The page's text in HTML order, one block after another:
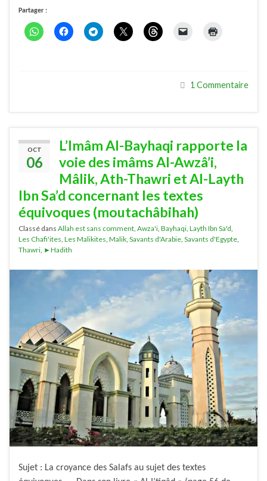
Partager :
1 Commentaire
OCT
06
L’Imâm Al-Bayhaqi rapporte la
voie des imâms Al-Awzâ’i,
Mâlik, Ath-Thawri et Al-Layth
Ibn Sa’d concernant les textes
équivoques (moutachâbihah)
Classé dans Allah est sans comment Awza'i Bayhaqi Layth Ibn Sa'd
Les Chafi'ites Les Malikites Malik Savants d'Arabie Savants d'Egypte
Thawri ►Hadith
Sujet : La croyance des Salafs au sujet des textes